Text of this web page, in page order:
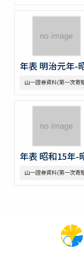
年表 明治元年-
山一證券資料(第一次寄
年表 昭和15年-
山一證券資料(第一次寄